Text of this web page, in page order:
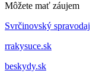
Môžete mať záujem
Svrčinovský spravodaj
rrakysuce.sk
beskydy.sk